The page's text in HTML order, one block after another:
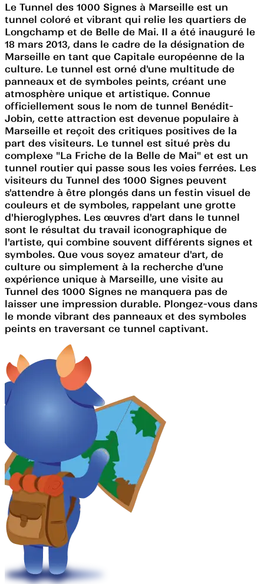
Le Tunnel des 1000 Signes à Marseille est un
tunnel coloré et vibrant qui relie les quartiers de
Longchamp et de Belle de Mai. Il a été inauguré le
18 mars 2013, dans le cadre de la désignation de
Marseille en tant que Capitale européenne de la
culture. Le tunnel est orné d'une multitude de
panneaux et de symboles peints, créant une
atmosphère unique et artistique. Connue
officiellement sous le nom de tunnel Benédit-
Jobin, cette attraction est devenue populaire à
Marseille et reçoit des critiques positives de la
part des visiteurs. Le tunnel est situé près du
complexe "La Friche de la Belle de Mai" et est un
tunnel routier qui passe sous les voies ferrées. Les
visiteurs du Tunnel des 1000 Signes peuvent
s'attendre à être plongés dans un festin visuel de
couleurs et de symboles, rappelant une grotte
d'hieroglyphes. Les œuvres d'art dans le tunnel
sont le résultat du travail iconographique de
l'artiste, qui combine souvent différents signes et
symboles. Que vous soyez amateur d'art, de
culture ou simplement à la recherche d'une
expérience unique à Marseille, une visite au
Tunnel des 1000 Signes ne manquera pas de
laisser une impression durable. Plongez-vous dans
le monde vibrant des panneaux et des symboles
peints en traversant ce tunnel captivant.